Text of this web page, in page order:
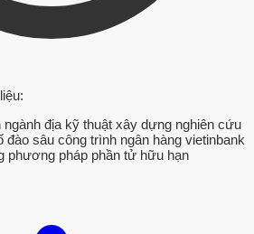
địa kỹ thuật xây dựng nghiên cứu
sâu công trình ngân hàng vietinbank
phương pháp phần tử hữu hạn